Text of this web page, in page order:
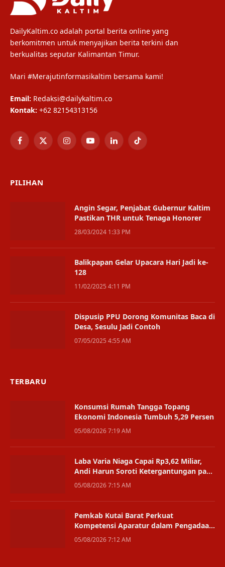
DailyKaltim.co adalah portal berita online yang
berkomitmen untuk menyajikan berita terkini dan
berkualitas seputar Kalimantan Timur.
Mari #Merajutinformasikaltim bersama kami!
Email: Redaksi@dailykaltim.co
Kontak: +62 82154313156
Facebook
X
InstagramYouTubeLinkedInTikTok
PILIHAN
Angin Segar, Penjabat Gubernur Kaltim
Pastikan THR untuk Tenaga Honorer
28/03/2024 1:33 PM
Balikpapan Gelar Upacara Hari Jadi ke-
128
11/02/2025 4:11 PM
Dispusip PPU Dorong Komunitas Baca di
Desa, Sesulu Jadi Contoh
07/05/2025 4:55 AM
TERBARU
Konsumsi Rumah Tangga Topang
Ekonomi Indonesia Tumbuh 5,29 Persen
05/08/2026 7:19 AM
Laba Varia Niaga Capai Rp3,62 Miliar,
Andi Harun Soroti Ketergantungan pada
Satu Bisnis
05/08/2026 7:15 AM
Pemkab Kutai Barat Perkuat
Kompetensi Aparatur dalam Pengadaan
Digital
05/08/2026 7:12 AM